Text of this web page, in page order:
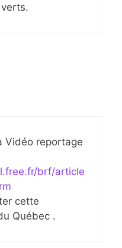
Vidéo reportage
brf/article
cette
Québec .